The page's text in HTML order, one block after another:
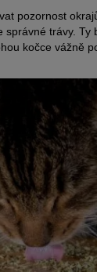
pozornost
správné trávy. Ty
kočce vážně